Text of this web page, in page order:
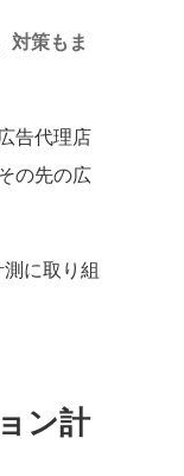
対策もま
告代理店
の先の広
に取り組
ン計